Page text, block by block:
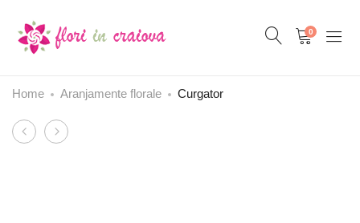
0
Home Aranjamente florale Curgator
Product
Curcubeu
De